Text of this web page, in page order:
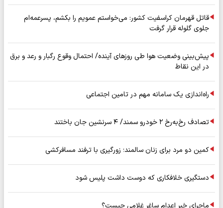
قاتل قهرمان کراسفیت کشور: می‌خواستم عمویم را بکشم، پسرعمه‌ام
جلوی گلوله قرار گرفت
پیش‌بینی وضعیت هوا طی روزهای آینده/ احتمال وقوع رگبار و رعد و برق
در این نقاط
راه‌اندازی یک سامانه مهم در تامین اجتماعی
تصادف رخ‌به‌رخ ۲ خودرو سمند/ ۴ سرنشین جان باختند
کمین دو مرد برای زنان سالمند؛ زورگیری با ترفند مسافرکشی
دستگیری خلافکاری که دوست داشت پلیس شود
ماجرای خبر اعدام ساغر غلامی چیست؟